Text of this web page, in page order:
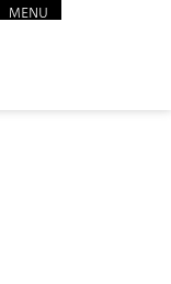
MENU